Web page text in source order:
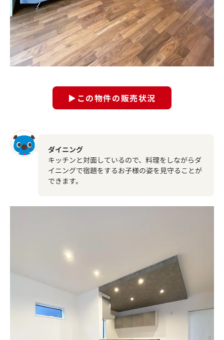
▶この物件の販売状況
ダイニング
キッチンと対面しているので、料理をしながらダ
イニングで宿題をするお子様の姿を見守ることが
できます。